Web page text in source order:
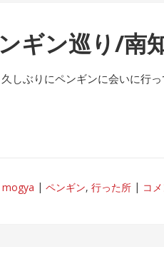
ギン巡り/南
しぶりにペンギンに会いに行っ
mogya ペンギン, 行った所 コ